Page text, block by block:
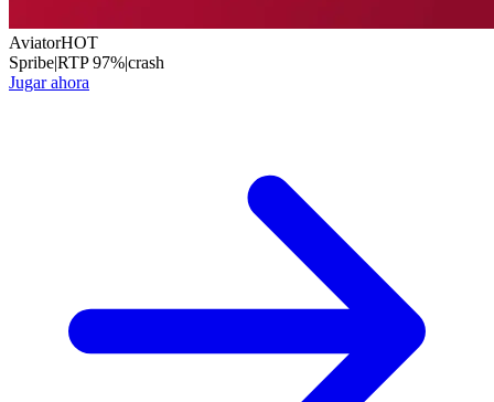
AviatorHOT
Spribe|RTP97%|crash
Jugar ahora